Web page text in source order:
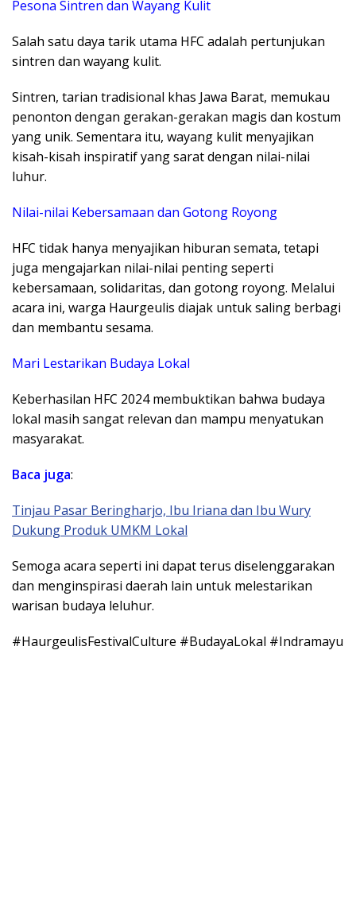
Pesona Sintren dan Wayang Kulit
Salah satu daya tarik utama HFC adalah pertunjukan
sintren dan wayang kulit.
Sintren, tarian tradisional khas Jawa Barat, memukau
penonton dengan gerakan-gerakan magis dan kostum
yang unik. Sementara itu, wayang kulit menyajikan
kisah-kisah inspiratif yang sarat dengan nilai-nilai
luhur.
Nilai-nilai Kebersamaan dan Gotong Royong
HFC tidak hanya menyajikan hiburan semata, tetapi
juga mengajarkan nilai-nilai penting seperti
kebersamaan, solidaritas, dan gotong royong. Melalui
acara ini, warga Haurgeulis diajak untuk saling berbagi
dan membantu sesama.
Mari Lestarikan Budaya Lokal
Keberhasilan HFC 2024 membuktikan bahwa budaya
lokal masih sangat relevan dan mampu menyatukan
masyarakat.
Baca juga:
Tinjau Pasar Beringharjo, Ibu Iriana dan Ibu Wury
Dukung Produk UMKM Lokal
Semoga acara seperti ini dapat terus diselenggarakan
dan menginspirasi daerah lain untuk melestarikan
warisan budaya leluhur.
#HaurgeulisFestivalCulture #BudayaLokal #Indramayu